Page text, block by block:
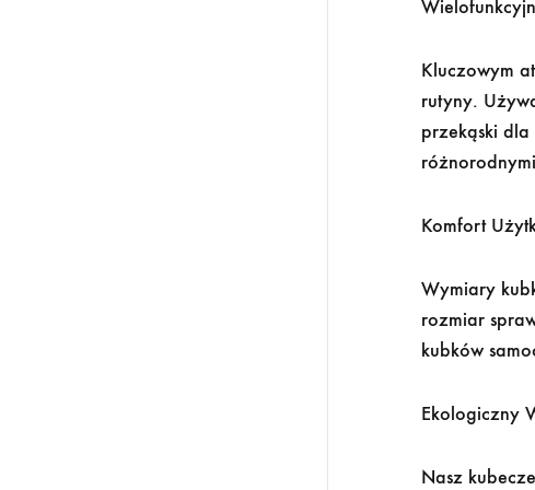
Kluczowym
rutyny.
przekąski
Komfort
Wymiary
rozmiar
kubków
Ekologiczny
Nasz